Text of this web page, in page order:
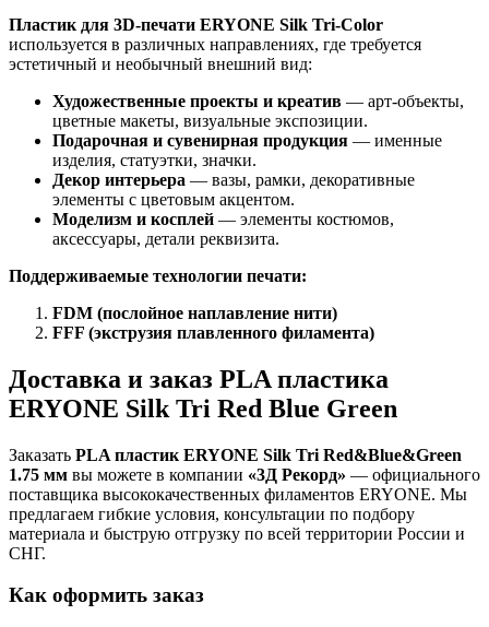
Пластик для 3D-печати ERYONE Silk Tri-Color
используется в различных направлениях, где требуется
эстетичный и необычный внешний вид:
Художественные проекты и креатив — арт-объекты,
цветные макеты, визуальные экспозиции.
Подарочная и сувенирная продукция — именные
изделия, статуэтки, значки.
Декор интерьера — вазы, рамки, декоративные
элементы с цветовым акцентом.
Моделизм и косплей — элементы костюмов,
аксессуары, детали реквизита.
Поддерживаемые технологии печати:
FDM (послойное наплавление нити)
FFF (экструзия плавленного филамента)
Доставка и заказ PLA пластика
ERYONE Silk Tri Red Blue Green
Заказать PLA пластик ERYONE Silk Tri Red&Blue&Green
1.75 мм вы можете в компании «3Д Рекорд» — официального
поставщика высококачественных филаментов ERYONE. Мы
предлагаем гибкие условия, консультации по подбору
материала и быструю отгрузку по всей территории России и
СНГ.
Как оформить заказ